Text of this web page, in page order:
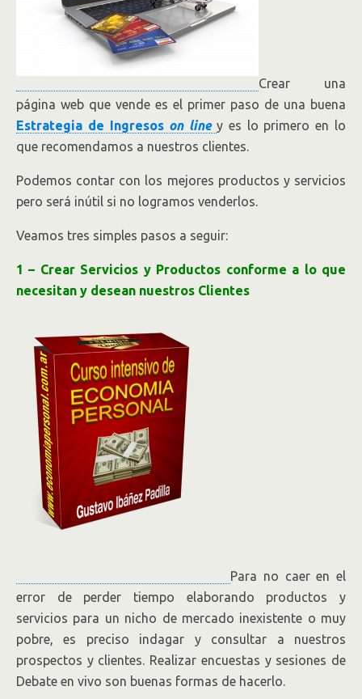
Crear una
página web que vende es el primer paso de una buena
Estrategia de Ingresos on line y es lo primero en lo
que recomendamos a nuestros clientes.
Podemos contar con los mejores productos y servicios
pero será inútil si no logramos venderlos.
Veamos tres simples pasos a seguir:
1 – Crear Servicios y Productos conforme a lo que
necesitan y desean nuestros Clientes
Para no caer en el
error de perder tiempo elaborando productos y
servicios para un nicho de mercado inexistente o muy
pobre, es preciso indagar y consultar a nuestros
prospectos y clientes. Realizar encuestas y sesiones de
Debate en vivo son buenas formas de hacerlo.